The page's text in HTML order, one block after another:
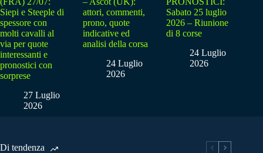
Siepi e Steeple di
spessore con
molti cavalli al
via per quote
interessanti e
pronostici con
sorprese
27 Luglio
2026
attori, commenti,
prono, quote
indicative ed
analisi della corsa
24 Luglio
2026
Sabato 25 luglio
2026 – Riunione
di 8 corse
24 Luglio
2026
Di tendenza